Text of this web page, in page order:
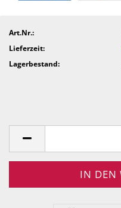
Art.Nr.:
Lieferzeit:
Lagerbestand: